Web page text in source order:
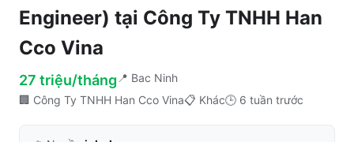
Engineer) tại Công Ty TNHH Han
Cco Vina
27 triệu/tháng 📍 Bac Ninh
🏢 Công Ty TNHH Han Cco Vina📋 Khác🕒 6 tuần trước